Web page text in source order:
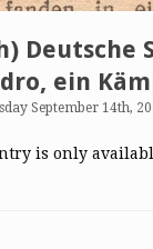
Deutsche
ein
September 14th,
is only